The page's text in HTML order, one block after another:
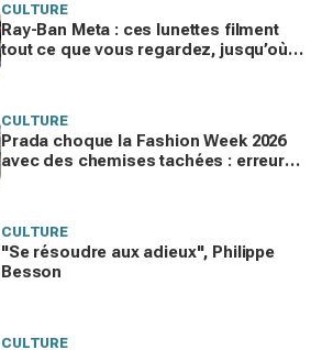
CULTURE
Ray-Ban Meta : ces lunettes filment
tout ce que vous regardez, jusqu’où
CULTURE
Prada choque la Fashion Week 2026
avec des chemises tachées : erreur
CULTURE
"Se résoudre aux adieux", Philippe
Besson
CULTURE